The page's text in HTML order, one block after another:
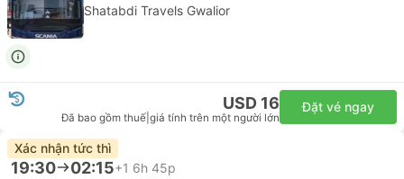
Shatabdi Travels Gwalior
USD 16
Đã bao gồm thuế giá tính trên một người lớn
Đặt vé ngay
Xác nhận tức thì
19:30 02:15+1 6h 45p